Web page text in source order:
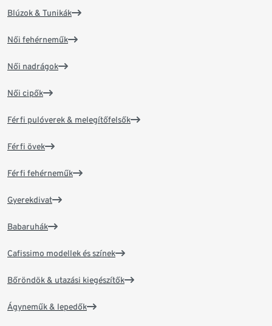
Blúzok & Tunikák
Női fehérneműk
Női nadrágok
Női cipők
Férfi pulóverek & melegítőfelsők
Férfi övek
Férfi fehérneműk
Gyerekdivat
Babaruhák
Cafissimo modellek és színek
Bőröndök & utazási kiegészítők
Ágyneműk & lepedők